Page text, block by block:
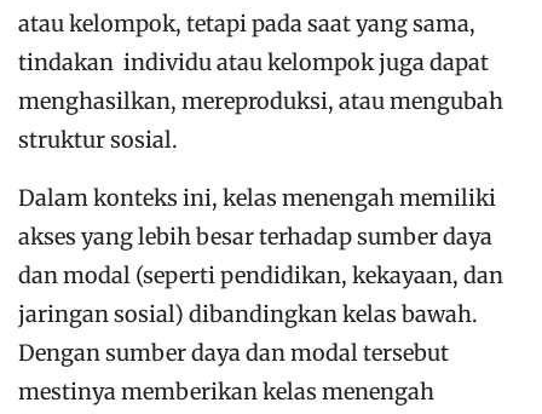
atau kelompok, tetapi pada saat yang sama,
tindakan individu atau kelompok juga dapat
menghasilkan, mereproduksi, atau mengubah
struktur sosial.
Dalam konteks ini, kelas menengah memiliki
akses yang lebih besar terhadap sumber daya
dan modal (seperti pendidikan, kekayaan, dan
jaringan sosial) dibandingkan kelas bawah.
Dengan sumber daya dan modal tersebut
mestinya memberikan kelas menengah